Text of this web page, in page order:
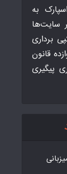
به
سایت‌ها
برداری
قانون
پیگیری